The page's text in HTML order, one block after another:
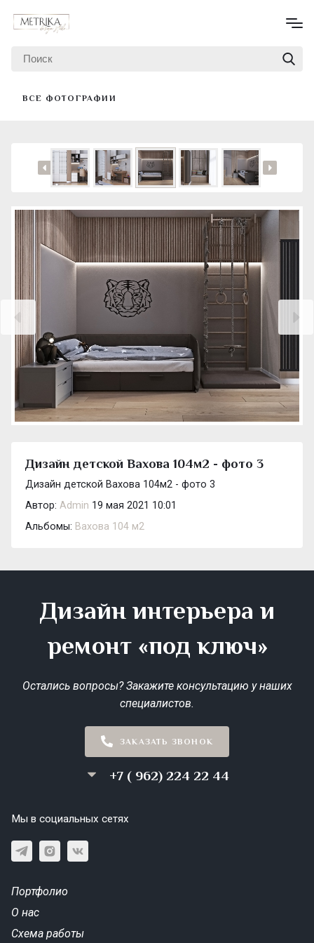
ВСЕ ФОТОГРАФИИ
Дизайн детской Вахова 104м2 - фото 3
Дизайн детской Вахова 104м2 - фото 3
Автор: Admin 19 мая 2021 10:01
Альбомы: Вахова 104 м2
Дизайн интерьера и
ремонт «под ключ»
Остались вопросы? Закажите консультацию у наших
специалистов.
ЗАКАЗАТЬ ЗВОНОК
+7 ( 962) 224 22 44
Мы в социальных сетях
Портфолио
О нас
Схема работы